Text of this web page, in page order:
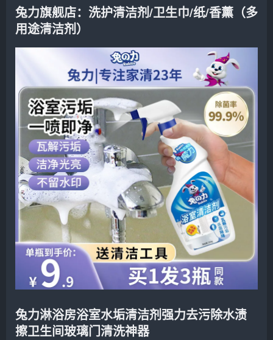
兔力旗舰店：洗护清洁剂/卫生巾/纸/香薰（多
用途清洁剂）
兔力淋浴房浴室水垢清洁剂强力去污除水渍
擦卫生间玻璃门清洗神器